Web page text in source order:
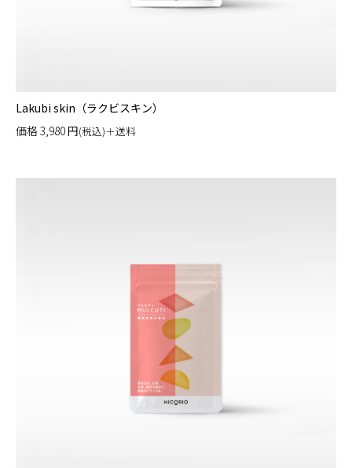
Lakubi skin（ラクビスキン）
価格3,980円(税込)＋送料